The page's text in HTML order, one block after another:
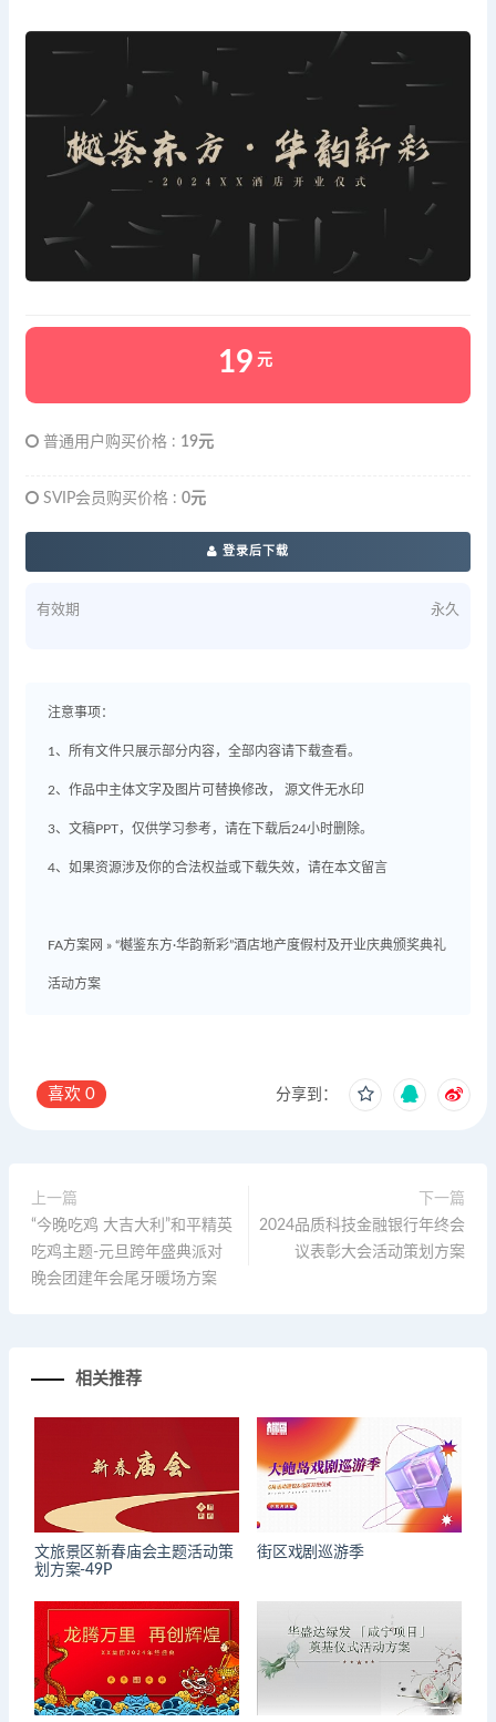
19 元
普通用户购买价格 : 19元
SVIP会员购买价格 : 0元
登录后下载
有效期 永久
注意事项：
1、所有文件只展示部分内容，全部内容请下载查看。
2、作品中主体文字及图片可替换修改， 源文件无水印
3、文稿PPT，仅供学习参考，请在下载后24小时删除。
4、如果资源涉及你的合法权益或下载失效，请在本文留言
FA方案网 » “樾鉴东方·华韵新彩”酒店地产度假村及开业庆典颁奖典礼
活动方案
喜欢 0 分享到：
上一篇
“今晚吃鸡 大吉大利”和平精英
吃鸡主题-元旦跨年盛典派对
晚会团建年会尾牙暖场方案
下一篇
2024品质科技金融银行年终会
议表彰大会活动策划方案
相关推荐
文旅景区新春庙会主题活动策
划方案-49P
街区戏剧巡游季